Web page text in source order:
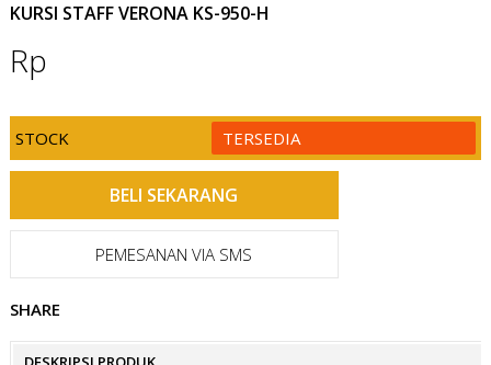
KURSI STAFF VERONA KS-950-H
Rp
STOCK TERSEDIA
PEMESANAN VIA SMS
SHARE